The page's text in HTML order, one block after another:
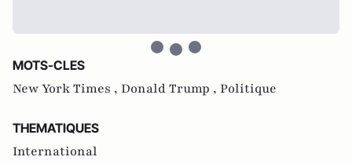
MOTS-CLES
New York Times , Donald Trump , Politique
THEMATIQUES
International